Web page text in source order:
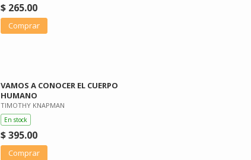
$ 265.00
Comprar
VAMOS A CONOCER EL CUERPO
HUMANO
TIMOTHY KNAPMAN
En stock
$ 395.00
Comprar